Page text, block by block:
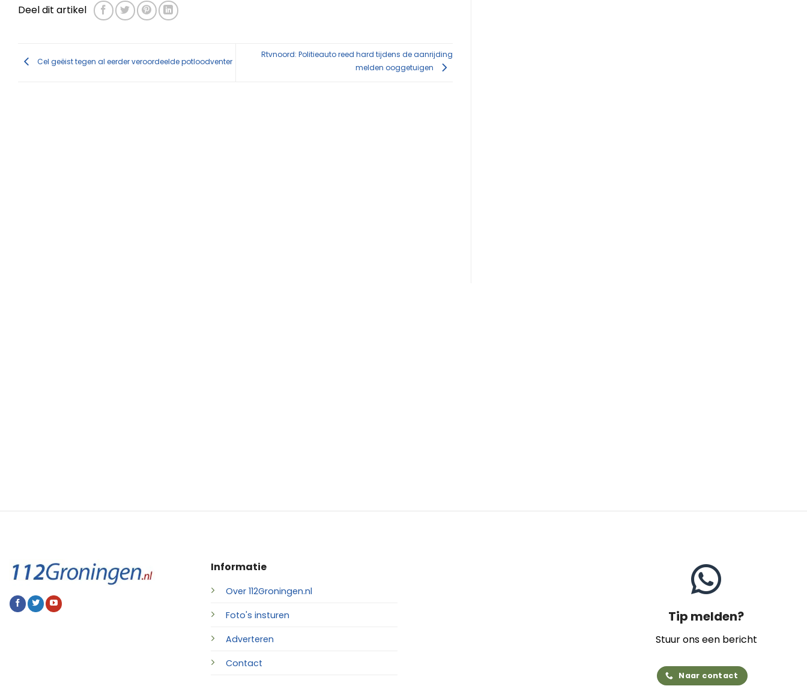
Deel dit artikel
Cel geëist tegen al eerder veroordeelde potloodventer
Rtvnoord: Politieauto reed hard tijdens de aanrijding
melden ooggetuigen
Informatie
Over 112Groningen.nl
Foto's insturen
Adverteren
Contact
Tip melden?
Stuur ons een bericht
Naar contact